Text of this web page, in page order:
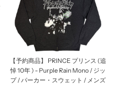
【予約商品】 PRINCE プリンス (追
悼 10年 ) - Purple Rain Mono / ジッ
プ / パーカー・スウェット / メンズ